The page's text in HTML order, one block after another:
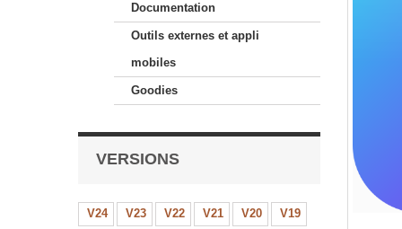
Documentation
Outils externes et appli
mobiles
Goodies
VERSIONS
V24 V23 V22 V21 V20
V19